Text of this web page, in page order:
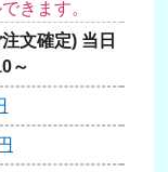
文確定) 当日
～